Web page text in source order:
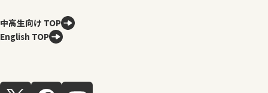
中高生向け TOP
English TOP